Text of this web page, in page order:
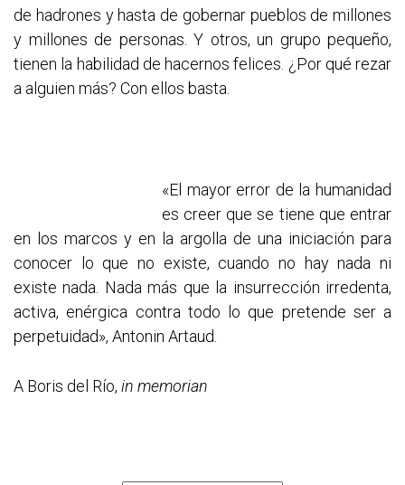
de hadrones y hasta de gobernar pueblos de millones
y millones de personas. Y otros, un grupo pequeño,
tienen la habilidad de hacernos felices. ¿Por qué rezar
a alguien más? Con ellos basta.
«El mayor error de la humanidad
es creer que se tiene que entrar
en los marcos y en la argolla de una iniciación para
conocer lo que no existe, cuando no hay nada ni
existe nada. Nada más que la insurrección irredenta,
activa, enérgica contra todo lo que pretende ser a
perpetuidad», Antonin Artaud.
A Boris del Río, in memorian